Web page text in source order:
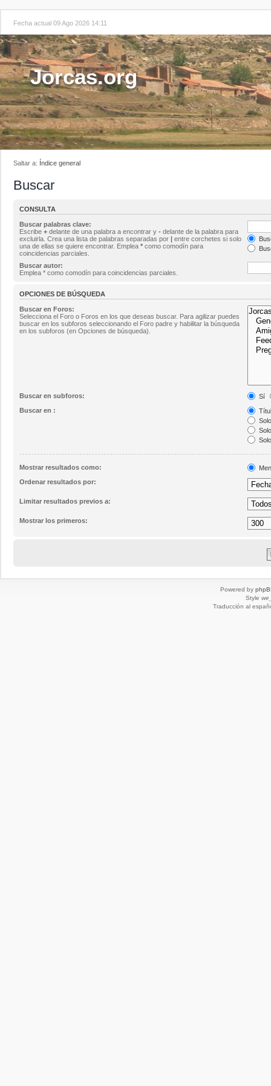
Fecha actual 09 Ago 2026 14:11
Jorcas.org
Saltar a: Índice general
Buscar
CONSULTA
Buscar palabras clave:
Escribe + delante de una palabra a encontrar y - delante de la palabra para
excluirla. Crea una lista de palabras separadas por | entre corchetes si solo
una de ellas se quiere encontrar. Emplea * como comodín para
coincidencias parciales.
Buscar autor:
Emplea * como comodín para coincidencias parciales.
OPCIONES DE BÚSQUEDA
Buscar en Foros:
Selecciona el Foro o Foros en los que deseas buscar. Para agilizar puedes
buscar en los subforos seleccionando el Foro padre y habilitar la búsqueda
en los subforos (en Opciones de búsqueda).
Buscar en subforos:
Sí
Buscar en :
Mostrar resultados como:
Ordenar resultados por:
Limitar resultados previos a:
Mostrar los primeros:
Powered by
Style
Traducción al